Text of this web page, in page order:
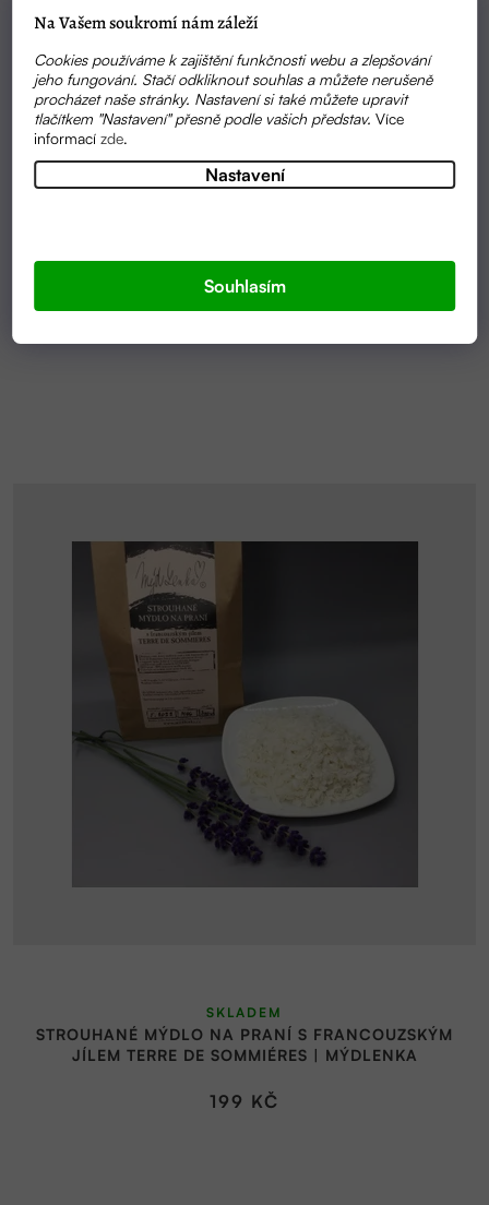
Na Vašem soukromí nám záleží
Cookies používáme k zajištění funkčnosti webu a zlepšování
jeho fungování. Stačí odkliknout souhlas a můžete nerušeně
procházet naše stránky. Nastavení si také můžete upravit
tlačítkem "Nastavení" přesně podle vašich představ.Více
informacízde.
Nastavení
Souhlasím
KYSELINA CITRONOVÁ 500G | MÝDLENKA
STROUHANÉ MÝDLO NA PRANÍ S FRANCOUZSKÝM
JÍLEM TERRE DE SOMMIÉRES | MÝDLENKA
SKLADEM
199 KČ